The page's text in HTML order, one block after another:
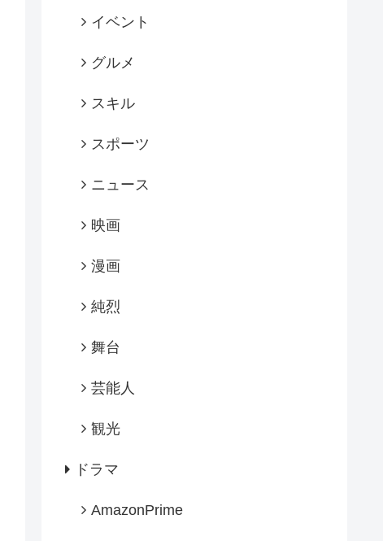
イベント
グルメ
スキル
スポーツ
ニュース
映画
漫画
純烈
舞台
芸能人
観光
ドラマ
AmazonPrime